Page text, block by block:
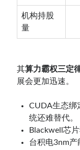
机构持股
量
其算力霸权三定
展会更加迅速。
CUDA生态绑
统还难替代。
Blackwell芯
台积电3nm产